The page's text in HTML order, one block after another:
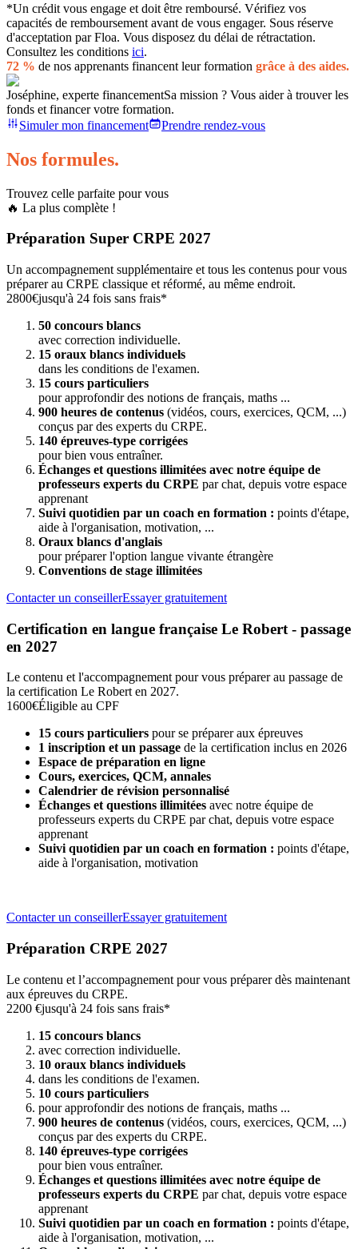
*Un crédit vous engage et doit être remboursé. Vérifiez vos
capacités de remboursement avant de vous engager. Sous réserve
d'acceptation par Floa. Vous disposez du délai de rétractation.
Consultez les conditions ici.
72 % de nos apprenants financent leur formation grâce à des aides.
Joséphine, experte financementSa mission ? Vous aider à trouver les
fonds et financer votre formation.
Simuler mon financement
Prendre rendez-vous
Nos formules.
Trouvez celle parfaite pour vous
🔥 La plus complète !
Préparation Super CRPE 2027
Un accompagnement supplémentaire et tous les contenus pour vous
préparer au CRPE classique et réformé, au même endroit.
2800€jusqu'à 24 fois sans frais*
50 concours blancs
avec correction individuelle.
15 oraux blancs individuels
dans les conditions de l'examen.
15 cours particuliers
pour approfondir des notions de français, maths ...
900 heures de contenus (vidéos, cours, exercices, QCM, ...)
conçus par des experts du CRPE.
140 épreuves-type corrigées
pour bien vous entraîner.
Échanges et questions illimitées avec notre équipe de
professeurs experts du CRPE par chat, depuis votre espace
apprenant
Suivi quotidien par un coach en formation : points d'étape,
aide à l'organisation, motivation, ...
Oraux blancs d'anglais
pour préparer l'option langue vivante étrangère
Conventions de stage illimitées
Contacter un conseillerEssayer gratuitement
Certification en langue française Le Robert - passage
en 2027
Le contenu et l'accompagnement pour vous préparer au passage de
la certification Le Robert en 2027.
1600€Éligible au CPF
15 cours particuliers pour se préparer aux épreuves
1 inscription et un passage de la certification inclus en 2026
Espace de préparation en ligne
Cours, exercices, QCM, annales
Calendrier de révision personnalisé
Échanges et questions illimitées avec notre équipe de
professeurs experts du CRPE par chat, depuis votre espace
apprenant
Suivi quotidien par un coach en formation : points d'étape,
aide à l'organisation, motivation
Contacter un conseillerEssayer gratuitement
Préparation CRPE 2027
Le contenu et l’accompagnement pour vous préparer dès maintenant
aux épreuves du CRPE.
2200 €jusqu'à 24 fois sans frais*
15 concours blancs
avec correction individuelle.
10 oraux blancs individuels
dans les conditions de l'examen.
10 cours particuliers
pour approfondir des notions de français, maths ...
900 heures de contenus (vidéos, cours, exercices, QCM, ...)
conçus par des experts du CRPE.
140 épreuves-type corrigées
pour bien vous entraîner.
Échanges et questions illimitées avec notre équipe de
professeurs experts du CRPE par chat, depuis votre espace
apprenant
Suivi quotidien par un coach en formation : points d'étape,
aide à l'organisation, motivation, ...